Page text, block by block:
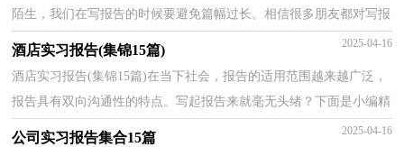
陌生，我们在写报告的时候要避免篇幅过长。相信很多朋友都对写报
告感到非常苦恼吧，以下是小编为大家收集的学生的...
酒店实习报告(集锦15篇) 2025-04-16
酒店实习报告(集锦15篇)在当下社会，报告的适用范围越来越广泛，
报告具有双向沟通性的特点。写起报告来就毫无头绪？下面是小编精
心整理的酒店实习报告，仅供参考，希望能够帮助到大家...
公司实习报告集合15篇 2025-04-16